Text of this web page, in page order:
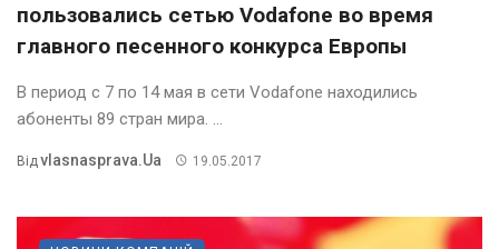
пользовались сетью Vodafone во время
главного песенного конкурса Европы
В период с 7 по 14 мая в сети Vodafone находились
абоненты 89 стран мира. ...
Від Vlasnasprava.ua 19.05.2017